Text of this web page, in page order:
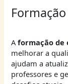
Aformação de
melhorar a
ajudam a
professores e